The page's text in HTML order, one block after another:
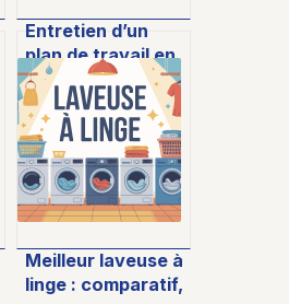
Entretien d’un
plan de travail en
granit : guide
complet et
erreurs à éviter
Meilleur laveuse à
linge : comparatif,